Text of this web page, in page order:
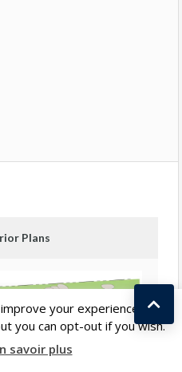
Plans
your experience. We'll
you can opt-out if you wish.
savoir plus